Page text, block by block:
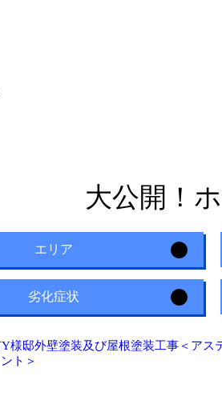
大公開！
エリア
劣化症状